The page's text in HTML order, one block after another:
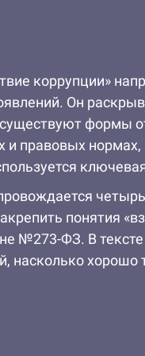
коррупции»
Он
формы
и правовых
понятия
№273-ФЗ. В тексте
насколько